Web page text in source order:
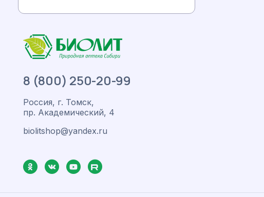
8 (800) 250-20-99
Россия, г. Томск,
пр. Академический, 4
biolitshop@yandex.ru